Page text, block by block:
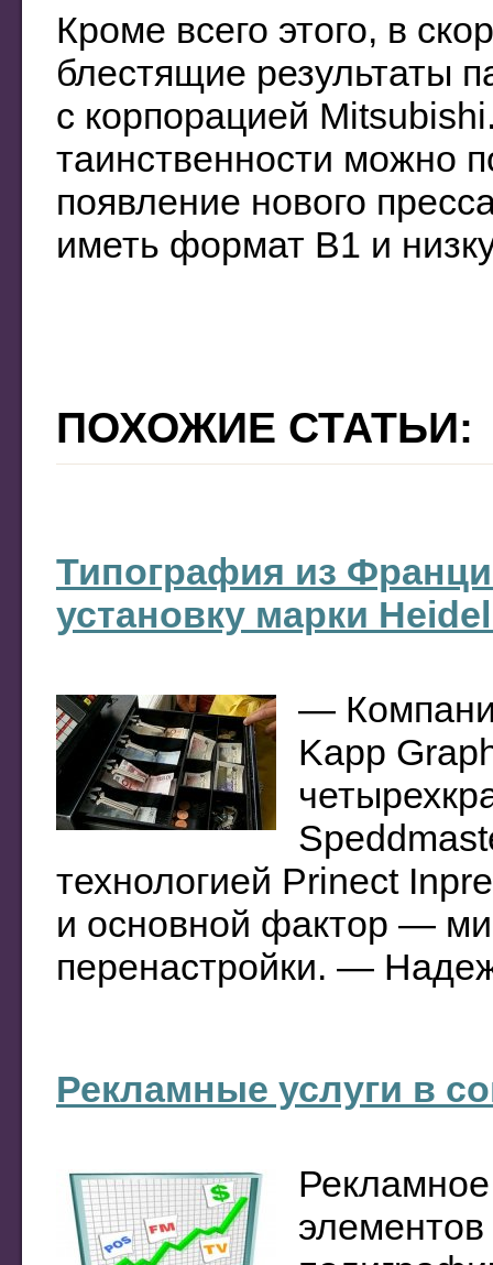
Кроме всего этого, в
блестящие результаты
с корпорацией
таинственности можно
появление нового
иметь формат B1 и
ПОХОЖИЕ СТАТЬИ:
Типография из
установку марки
—
Kapp
технологией Prinect
и основной фактор —
перенастройки. —
Рекламные услуги в